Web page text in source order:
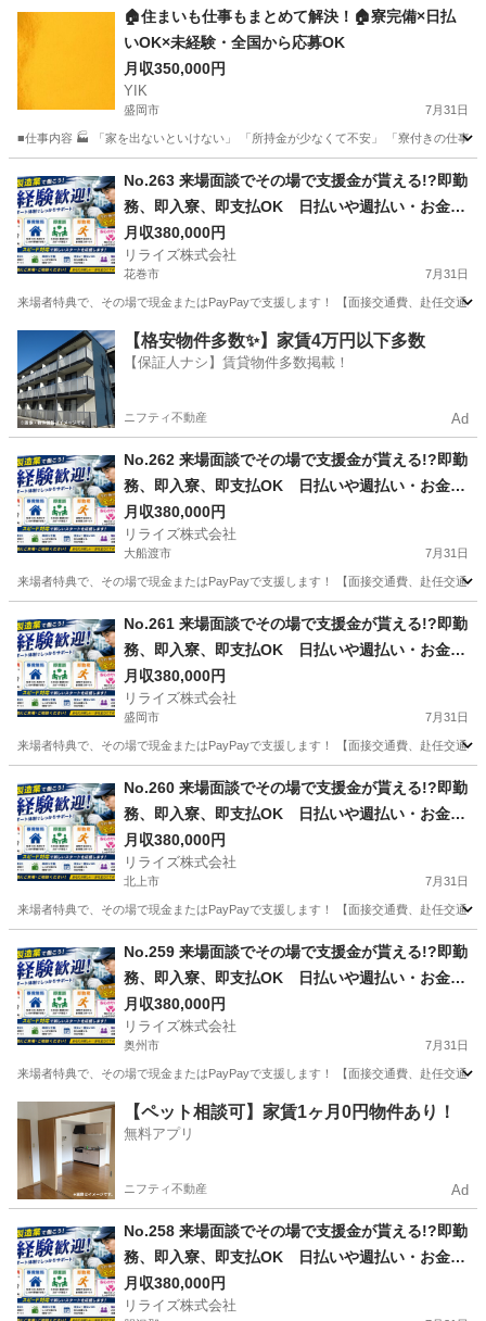
その他
🏠住まいも仕事もまとめて解決！🏠寮完備×日払
いOK×未経験・全国から応募OK
月収350,000円
YIK
盛岡市 7月31日
■仕事内容 🏭 「家を出ないといけない」 「所持金が少なくて不安」 「寮付きの仕事
未経験
No.263 来場面談でその場で支援金が貰える!?即勤
務、即入寮、即支払OK 日払いや週払い・お金住
む場所に困ってる方必見の案件です！簡単な電子
部品の製造・加工のお仕事♪
月収380,000円
リライズ株式会社
花巻市 7月31日
来場者特典で、その場で現金またはPayPayで支援します！ 【面接交通費、赴任交通
花巻市 その他 業務
【格安物件多数✨】家賃4万円以下多数
【保証人ナシ】賃貸物件多数掲載！
ニフティ不動産 Ad
No.262 来場面談でその場で支援金が貰える!?即勤
務、即入寮、即支払OK 日払いや週払い・お金住
む場所に困ってる方必見の案件です！簡単な電子
部品の製造・加工のお仕事♪
月収380,000円
リライズ株式会社
大船渡市 7月31日
来場者特典で、その場で現金またはPayPayで支援します！ 【面接交通費、赴任交通
No.261 来場面談でその場で支援金が貰える!?即勤
務、即入寮、即支払OK 日払いや週払い・お金住
む場所に困ってる方必見の案件です！簡単な電子
部品の製造・加工のお仕事♪
月収380,000円
リライズ株式会社
盛岡市 7月31日
来場者特典で、その場で現金またはPayPayで支援します！ 【面接交通費、赴任交通
業務
No.260 来場面談でその場で支援金が貰える!?即勤
務、即入寮、即支払OK 日払いや週払い・お金住
む場所に困ってる方必見の案件です！簡単な電子
部品の製造・加工のお仕事♪
月収380,000円
リライズ株式会社
北上市 7月31日
来場者特典で、その場で現金またはPayPayで支援します！ 【面接交通費、赴任交通
業務
No.259 来場面談でその場で支援金が貰える!?即勤
務、即入寮、即支払OK 日払いや週払い・お金住
む場所に困ってる方必見の案件です！簡単な電子
部品の製造・加工のお仕事♪
月収380,000円
リライズ株式会社
奥州市 7月31日
来場者特典で、その場で現金またはPayPayで支援します！ 【面接交通費、赴任交通
奥州市 その他 業務
【ペット相談可】家賃1ヶ月0円物件あり！
無料アプリ
ニフティ不動産 Ad
No.258 来場面談でその場で支援金が貰える!?即勤
務、即入寮、即支払OK 日払いや週払い・お金住
む場所に困ってる方必見の案件です！簡単な電子
部品の製造・加工のお仕事♪
月収380,000円
リライズ株式会社